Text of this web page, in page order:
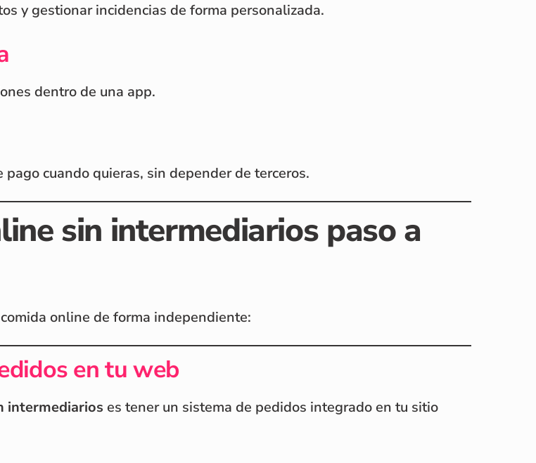
y gestionar incidencias de forma personalizada.
dentro de una app.
cuando quieras, sin depender de terceros.
sin intermediarios paso a
online de forma independiente:
en tu web
intermediarios es tener un sistema de pedidos integrado en tu sitio